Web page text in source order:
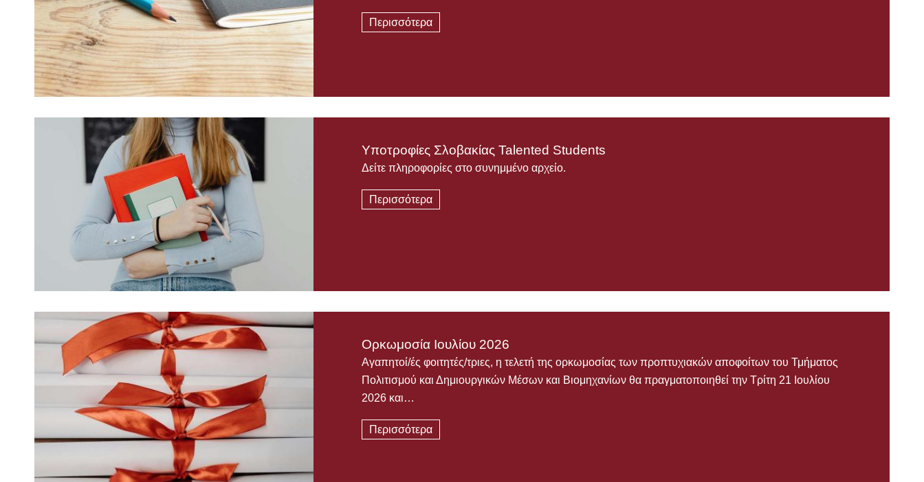
Περισσότερα
Υποτροφίες Σλοβακίας Talented Students
Δείτε πληροφορίες στο συνημμένο αρχείο.
Περισσότερα
Ορκωμοσία Ιουλίου 2026
Αγαπητοί/ές φοιτητές/τριες, η τελετή της ορκωμοσίας των προπτυχιακών αποφοίτων του Τμήματος
Πολιτισμού και Δημιουργικών Μέσων και Βιομηχανίων θα πραγματοποιηθεί την Τρίτη 21 Ιουλίου
2026 και…
Περισσότερα